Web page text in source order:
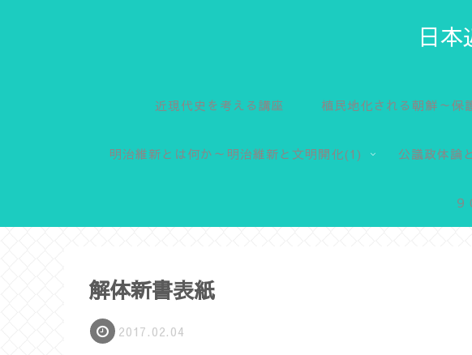
日
近現代史を考える講座 植民地化される朝鮮～保
明治維新とは何か～明治維新と文明開化(1) 公議政体論
解体新書表紙
2017.02.04